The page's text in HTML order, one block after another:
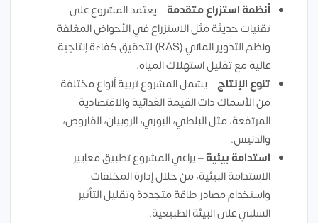
أنظمة استزراع متقدمة– يعتمد المشروع على
تقنيات حديثة مثل الاستزراع في الأحواض المغلقة
ونظم التدوير المائي (RAS) لتحقيق كفاءة إنتاجية
عالية مع تقليل استهلاك المياه.
تنوع الإنتاج– يشمل المشروع تربية أنواع مختلفة
من الأسماك ذات القيمة الغذائية والاقتصادية
المرتفعة، مثل البلطي، البوري، الروبيان، القاروص،
والدنيس.
استدامة بيئية– يراعي المشروع تطبيق معايير
الاستدامة البيئية، من خلال إدارة المخلفات
واستخدام مصادر طاقة متجددة وتقليل التأثير
السلبي على البيئة الطبيعية.